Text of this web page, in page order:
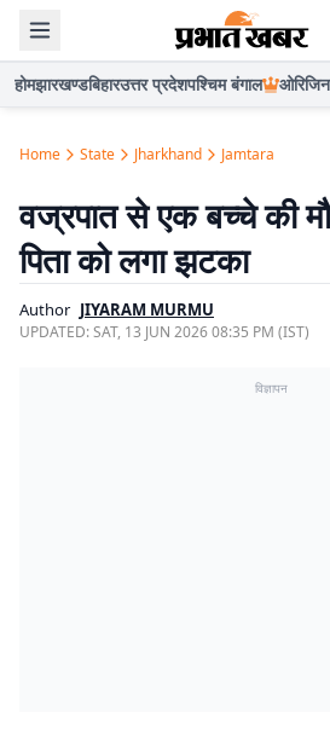
होमझारखण्डबिहारउत्तर प्रदेशपश्चिम बंगाल
Home State Jharkhand Jamtara
वज्रपात से एक बच्चे की
पिता को लगा झटका
Author JIYARAM MURMU
UPDATED:SAT, 13 JUN 2026 08:35 PM (IST)
विज्ञापन